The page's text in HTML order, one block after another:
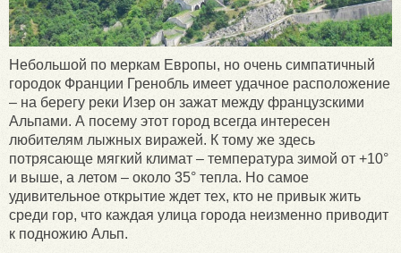
Небольшой по меркам Европы, но очень симпатичный
городок Франции Гренобль имеет удачное расположение
– на берегу реки Изер он зажат между французскими
Альпами. А посему этот город всегда интересен
любителям лыжных виражей. К тому же здесь
потрясающе мягкий климат – температура зимой от +10°
и выше, а летом – около 35° тепла. Но самое
удивительное открытие ждет тех, кто не привык жить
среди гор, что каждая улица города неизменно приводит
к подножию Альп.